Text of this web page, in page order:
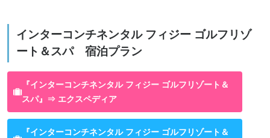
インターコンチネンタル フィジー ゴルフリゾ
ート＆スパ 宿泊プラン
『インターコンチネンタル フィジー ゴルフリゾート＆
スパ』⇒ エクスペディア
『インターコンチネンタル フィジー ゴルフリゾート＆